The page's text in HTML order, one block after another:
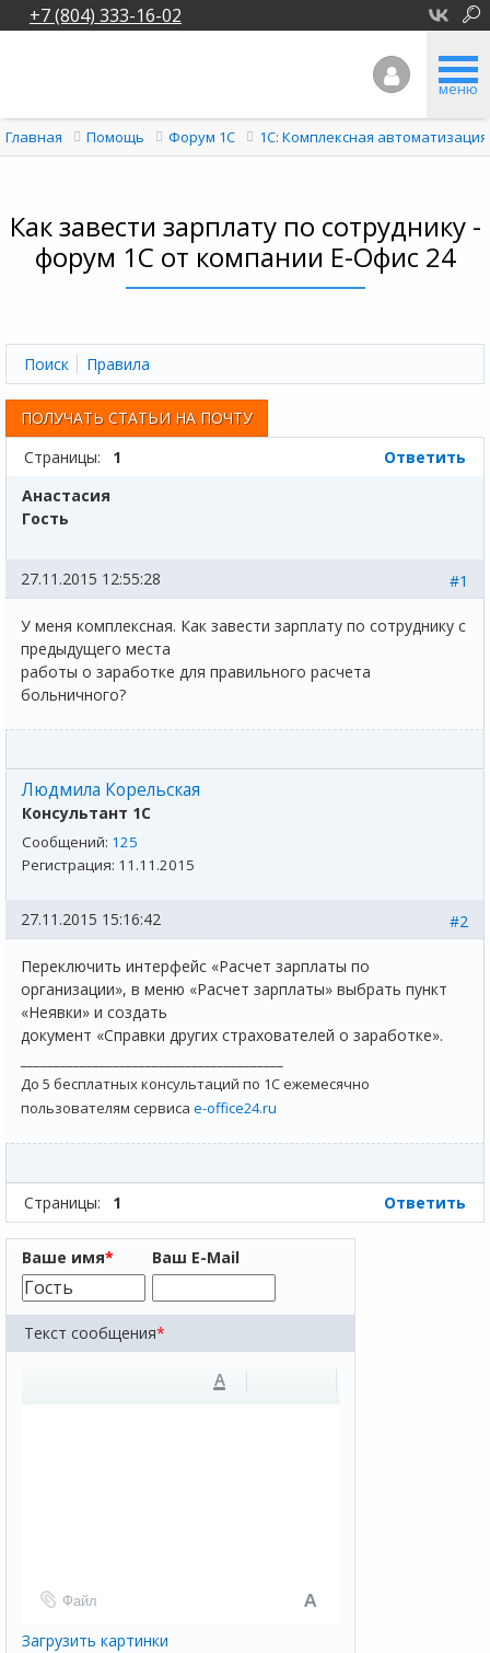
+7 (804) 333-16-02
меню
Главная Помощь Форум 1C 1С: Комплексная автоматизация
Как завести зарплату по сотруднику -
форум 1С от компании Е-Офис 24
Поиск Правила
ПОЛУЧАТЬ СТАТЬИ НА ПОЧТУ
Страницы:
1
Ответить
Анастасия
Гость
#1
27.11.2015 12:55:28
У меня комплексная. Как завести зарплату по сотруднику с
предыдущего места
работы о заработке для правильного расчета
больничного?
Людмила Корельская
Консультант 1С
Сообщений: 125
Регистрация: 11.11.2015
#2
27.11.2015 15:16:42
Переключить интерфейс «Расчет зарплаты по
организации», в меню «Расчет зарплаты» выбрать пункт
«Неявки» и создать
документ «Справки других страхователей о заработке».
До 5 бесплатных консультаций по 1С ежемесячно
пользователям сервиса e-office24.ru
Страницы: 1 Ответить
Ваше имя* Ваш E-Mail
Текст сообщения*
A
Файл
Загрузить картинки